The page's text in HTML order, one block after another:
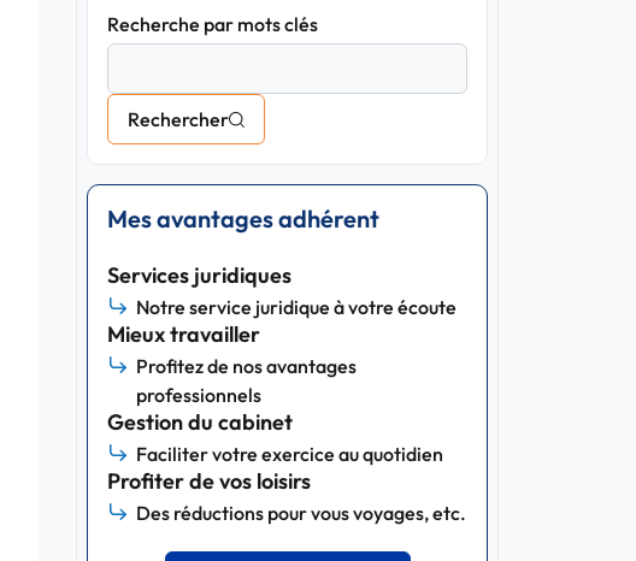
Recherche par mots clés
Rechercher
Mes avantages adhérent
Services juridiques
Notre service juridique à votre écoute
Mieux travailler
Profitez de nos avantages
professionnels
Gestion du cabinet
Faciliter votre exercice au quotidien
Profiter de vos loisirs
Des réductions pour vous voyages, etc.